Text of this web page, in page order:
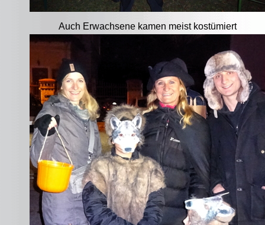
Auch Erwachsene kamen meist kostümiert